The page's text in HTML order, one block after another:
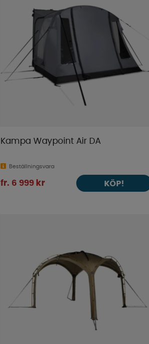
Kampa Waypoint Air DA
Beställningsvara
fr. 6 999 kr KÖP!